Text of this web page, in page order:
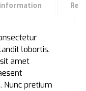
lobortis.
amet
Nunc pretium